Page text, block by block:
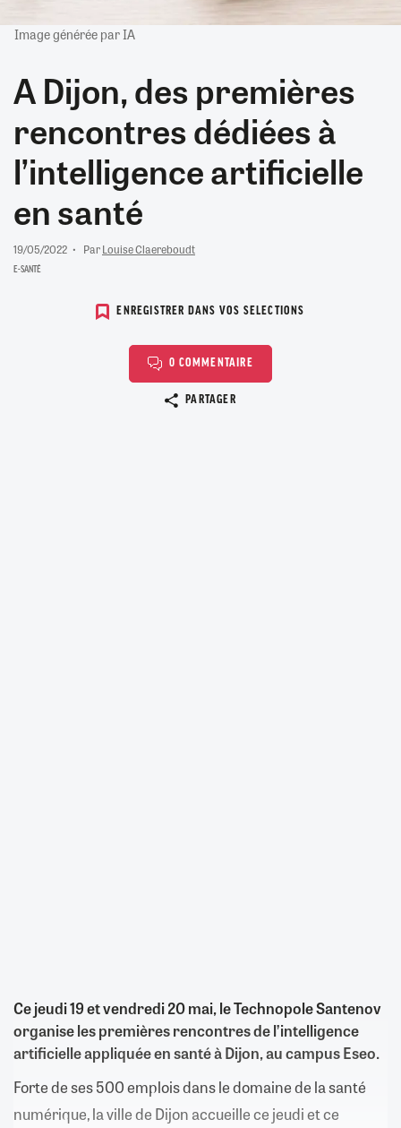
Image générée par IA
A Dijon, des premières
rencontres dédiées à
l’intelligence artificielle
en santé
19/05/2022 ParLouise Claereboudt
E-SANTÉ
ENREGISTRER DANS VOS SELECTIONS
0 COMMENTAIRE
PARTAGER
Ce jeudi 19 et vendredi 20 mai, le Technopole Santenov
organise les premières rencontres de l’intelligence
artificielle appliquée en santé à Dijon, au campus Eseo.
Forte de ses 500 emplois dans le domaine de la santé
numérique, la ville de Dijon accueille ce jeudi et ce